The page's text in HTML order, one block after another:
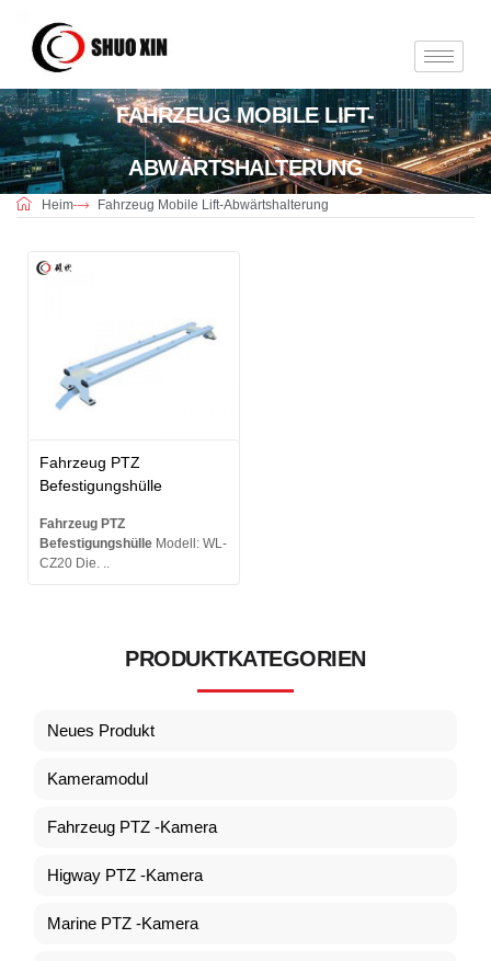
FAHRZEUG MOBILE LIFT-
ABWÄRTSHALTERUNG
Heim Fahrzeug Mobile Lift-Abwärtshalterung
PRODUKTKATEGORIEN
Neues Produkt
Kameramodul
Fahrzeug PTZ -Kamera
Higway PTZ -Kamera
Marine PTZ -Kamera
Fahrzeug PTZ
Befestigungshülle
Fahrzeug PTZ
Befestigungshülle Modell: WL-
CZ20 Die. ..